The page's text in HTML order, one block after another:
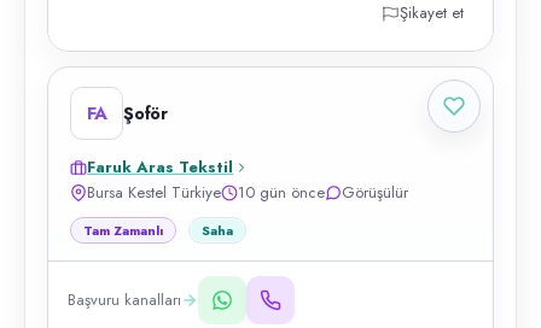
Şikayet et
FA Şoför
Faruk Aras Tekstil
Bursa Kestel Türkiye
10 gün önce Görüşülür
Tam Zamanlı Saha
Başvuru kanalları